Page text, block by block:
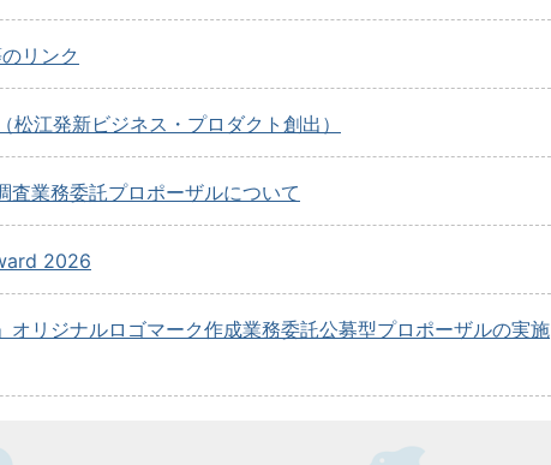
リンク
江発新ビジネス・プロダクト創出）
査業務委託プロポーザルについて
2026
オリジナルロゴマーク作成業務委託公募型プロポーザルの実施